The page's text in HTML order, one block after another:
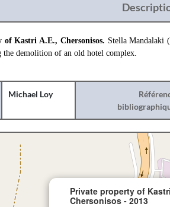
Kastri A.E., Chersonisos. Stella Mandalaki
the demolition of an old hotel complex.
Michael Loy
Private property of
Chersonisos - 2013